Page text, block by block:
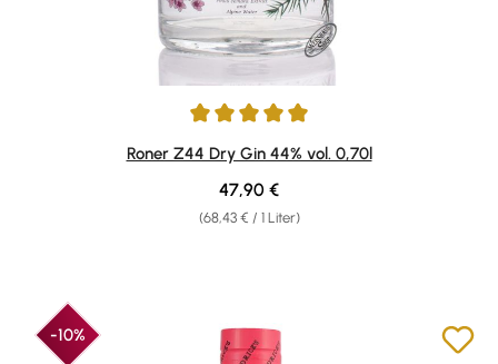
Durchschnittliche Bewertung von 5 von 5 Sternen
Roner Z44 Dry Gin 44% vol. 0,70l
(68,43 € / 1 Liter)
Regulärer Preis:
47,90 €
-10%